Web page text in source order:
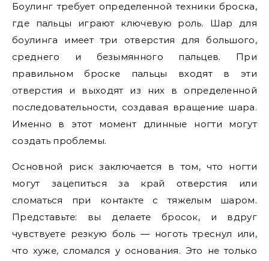
Боулинг требует определенной техники броска,
где пальцы играют ключевую роль. Шар для
боулинга имеет три отверстия для большого,
среднего и безымянного пальцев. При
правильном броске пальцы входят в эти
отверстия и выходят из них в определенной
последовательности, создавая вращение шара.
Именно в этот момент длинные ногти могут
создать проблемы.
Основной риск заключается в том, что ногти
могут зацепиться за край отверстия или
сломаться при контакте с тяжелым шаром.
Представьте: вы делаете бросок, и вдруг
чувствуете резкую боль — ноготь треснул или,
что хуже, сломался у основания. Это не только